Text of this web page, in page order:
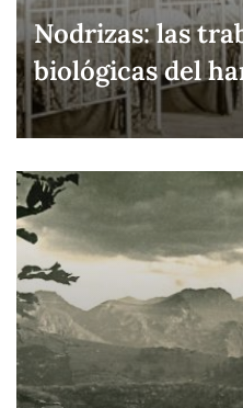
Nodrizas: las
biológicas del